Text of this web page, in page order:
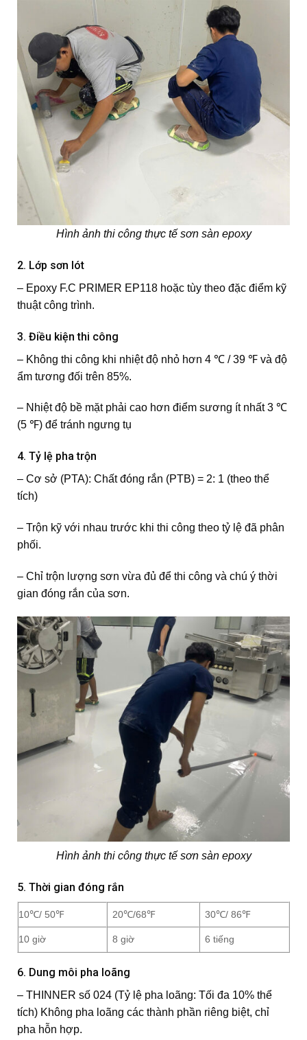
Hình ảnh thi công thực tế sơn sàn epoxy
2. Lớp sơn lót
– Epoxy F.C PRIMER EP118 hoặc tùy theo đặc điểm kỹ
thuật công trình.
3. Điều kiện thi công
– Không thi công khi nhiệt độ nhỏ hơn 4 ℃ / 39 ℉ và độ
ẩm tương đối trên 85%.
– Nhiệt độ bề mặt phải cao hơn điểm sương ít nhất 3 ℃
(5 ℉) để tránh ngưng tụ
4. Tỷ lệ pha trộn
– Cơ sở (PTA): Chất đóng rắn (PTB) = 2: 1 (theo thể
tích)
– Trộn kỹ với nhau trước khi thi công theo tỷ lệ đã phân
phối.
– Chỉ trộn lượng sơn vừa đủ để thi công và chú ý thời
gian đóng rắn của sơn.
Hình ảnh thi công thực tế sơn sàn epoxy
5. Thời gian đóng rắn
10℃/ 50℉ 20℃/68℉ 30℃/ 86℉
10 giờ 8 giờ 6 tiếng
6. Dung môi pha loãng
– THINNER số 024 (Tỷ lệ pha loãng: Tối đa 10% thể
tích) Không pha loãng các thành phần riêng biệt, chỉ
pha hỗn hợp.